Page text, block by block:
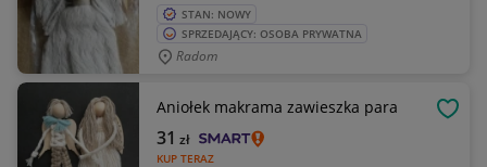
STAN: NOWY
SPRZEDAJĄCY: OSOBA PRYWATNA
Radom
Aniołek makrama zawieszka para
KUP TERAZ
31 zł